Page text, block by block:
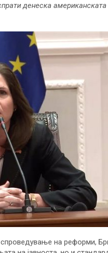
денеска
на реформи,